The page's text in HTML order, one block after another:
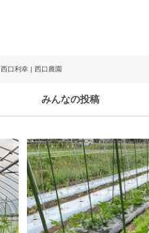
西口利幸 | 西口農園
みんなの投稿